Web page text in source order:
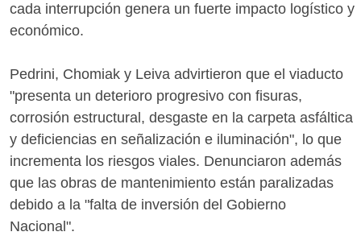
cada interrupción genera un fuerte impacto logístico y
económico.
Pedrini, Chomiak y Leiva advirtieron que el viaducto
"presenta un deterioro progresivo con fisuras,
corrosión estructural, desgaste en la carpeta asfáltica
y deficiencias en señalización e iluminación", lo que
incrementa los riesgos viales. Denunciaron además
que las obras de mantenimiento están paralizadas
debido a la "falta de inversión del Gobierno
Nacional".